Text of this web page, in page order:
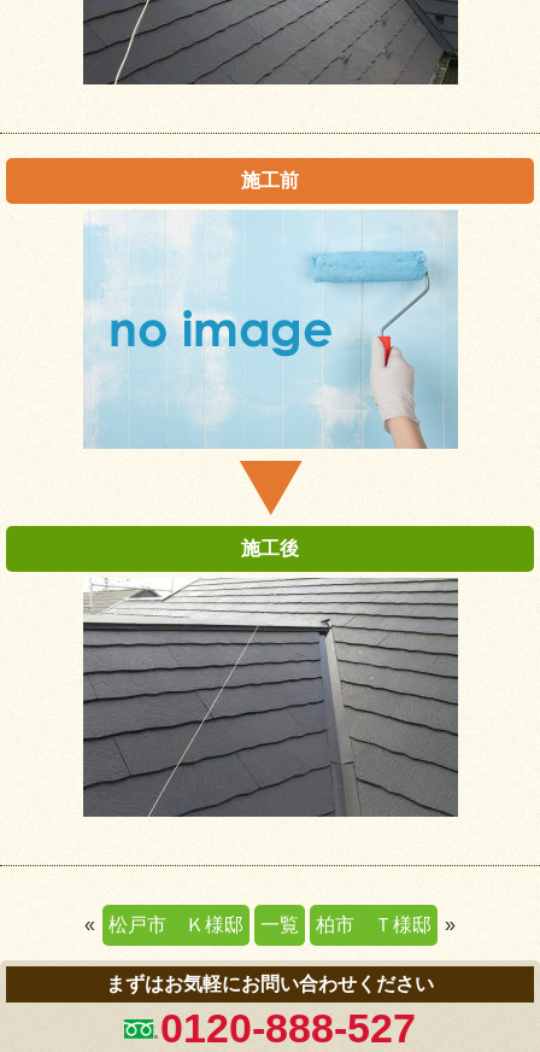
« 松戸市 Ｋ様邸 一覧 柏市 Ｔ様邸 »
まずはお気軽にお問い合わせください
0120-888-527